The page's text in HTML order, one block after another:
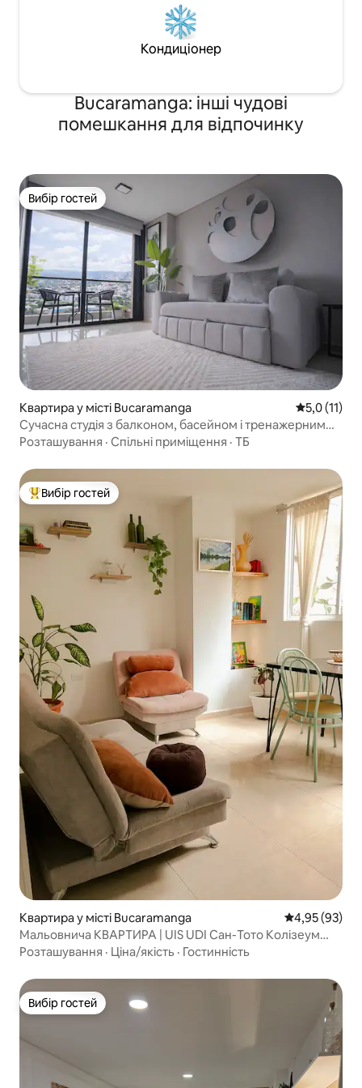
Кондиціонер
Bucaramanga: інші чудові
помешкання для відпочинку
Вибір гостей
Вибір гостей
Квартира у місті Bucaramanga Середня
5,0 (11)
Сучасна студія з балконом, басейном і тренажерним
залом
Розташування · Спільні приміщення · ТБ
Топ вибір гостей
Вибір гостей
Квартира у місті Bucaramanga Середня
4,95 (93)
Мальовнича КВАРТИРА | UIS UDI Сан-Тото Колізеум
Стадіон
Розташування · Ціна/якість · Гостинність
Вибір гостей
Вибір гостей